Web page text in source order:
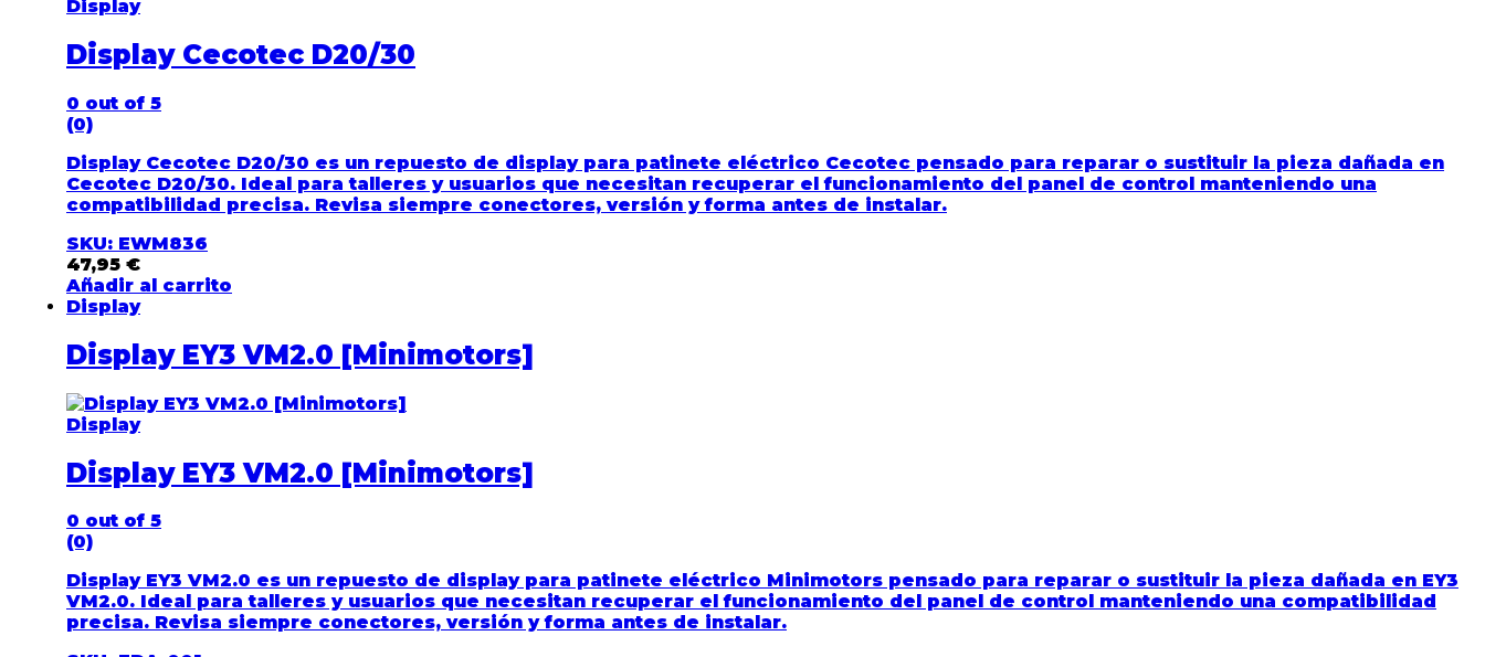
Display
Display Cecotec D20/30
0 out of 5
(0)
Display Cecotec D20/30 es un repuesto de display para patinete eléctrico Cecotec pensado para reparar o sustituir la pieza dañada en
Cecotec D20/30. Ideal para talleres y usuarios que necesitan recuperar el funcionamiento del panel de control manteniendo una
compatibilidad precisa. Revisa siempre conectores, versión y forma antes de instalar.
SKU: EWM836
47,95 €
Añadir al carrito
Display
Display EY3 VM2.0 [Minimotors]
Display
Display EY3 VM2.0 [Minimotors]
0 out of 5
(0)
Display EY3 VM2.0 es un repuesto de display para patinete eléctrico Minimotors pensado para reparar o sustituir la pieza dañada en EY3
VM2.0. Ideal para talleres y usuarios que necesitan recuperar el funcionamiento del panel de control manteniendo una compatibilidad
precisa. Revisa siempre conectores, versión y forma antes de instalar.